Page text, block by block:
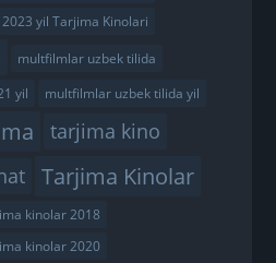
2023 yil Tarjima Kinolari
multfilmlar uzbek tilida
yil
multfilmlar uzbek tilida yil
tarjima kino
Tarjima Kinolar
kinolar 2018
kinolar 2020